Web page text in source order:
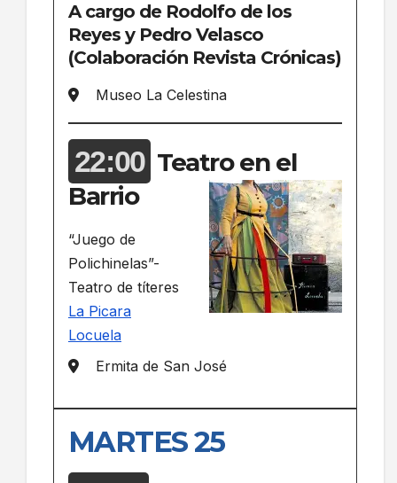
A cargo de Rodolfo de los
Reyes y Pedro Velasco
(Colaboración Revista Crónicas)
Museo La Celestina
22:00 Teatro en el
Barrio
“Juego de
Polichinelas”-
Teatro de títeres
La Picara
Locuela
Ermita de San José
MARTES 25